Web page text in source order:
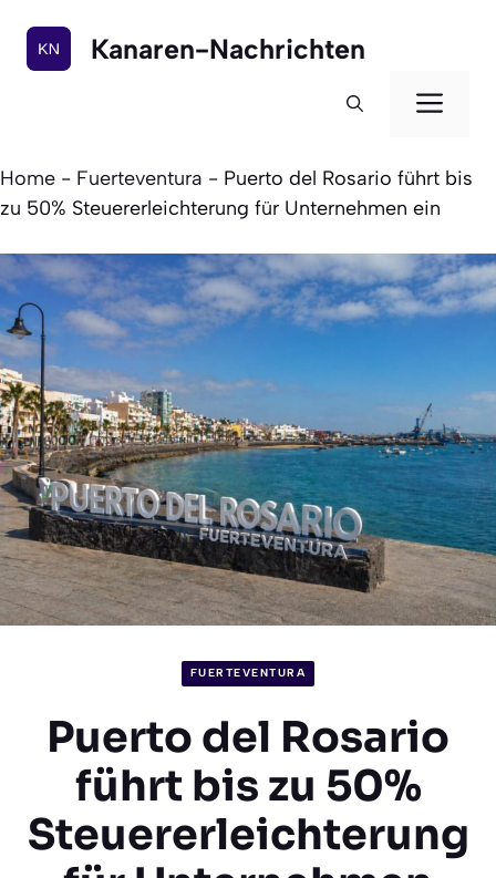
Inhalt
springen
Kanaren-Nachrichten
Home - Fuerteventura - Puerto del Rosario führt bis
zu 50% Steuererleichterung für Unternehmen ein
FUERTEVENTURA
Puerto del Rosario
führt bis zu 50%
Steuererleichterung